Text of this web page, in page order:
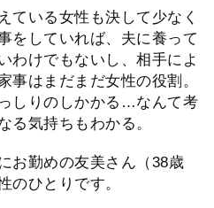
ている女性も決して少なく
をしていれば、夫に養って
わけでもないし、相手によ
事はまだまだ女性の役割。
しりのしかかる…なんて考
る気持ちもわかる。
お勤めの友美さん（38歳
のひとりです。